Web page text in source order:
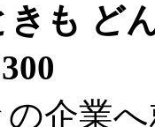
きも ど
企業